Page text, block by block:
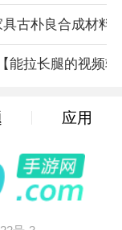
趣，像素般的画
存档，并且可以
危险外星生命
古朴良合成材料
能拉长腿的视频
应用